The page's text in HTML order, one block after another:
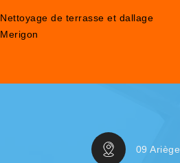
Nettoyage de terrasse et dallage
Merigon
09 Ariège